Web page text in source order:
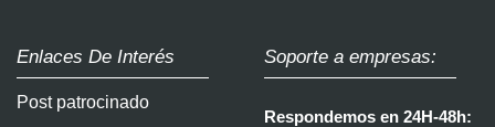
Enlaces De Interés
Post patrocinado
Soporte a empresas:
Respondemos en 24H-48h: